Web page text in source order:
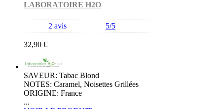
LABORATOIRE H2O
2 avis 5/5
32,90 €
SAVEUR: Tabac Blond
NOTES: Caramel, Noisettes Grillées
ORIGINE: France
...